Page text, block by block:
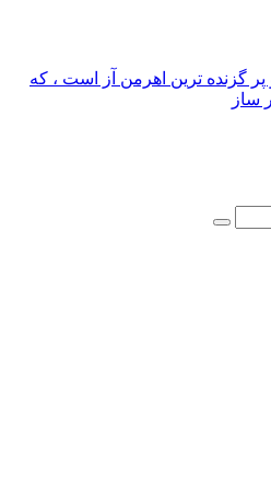
پر گزنده ترین اهرمن آز است ، که
ساز
جستجو